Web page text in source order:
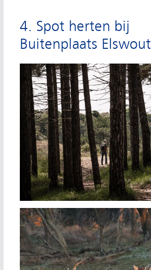
4. Spot herten bij
Buitenplaats Elswout